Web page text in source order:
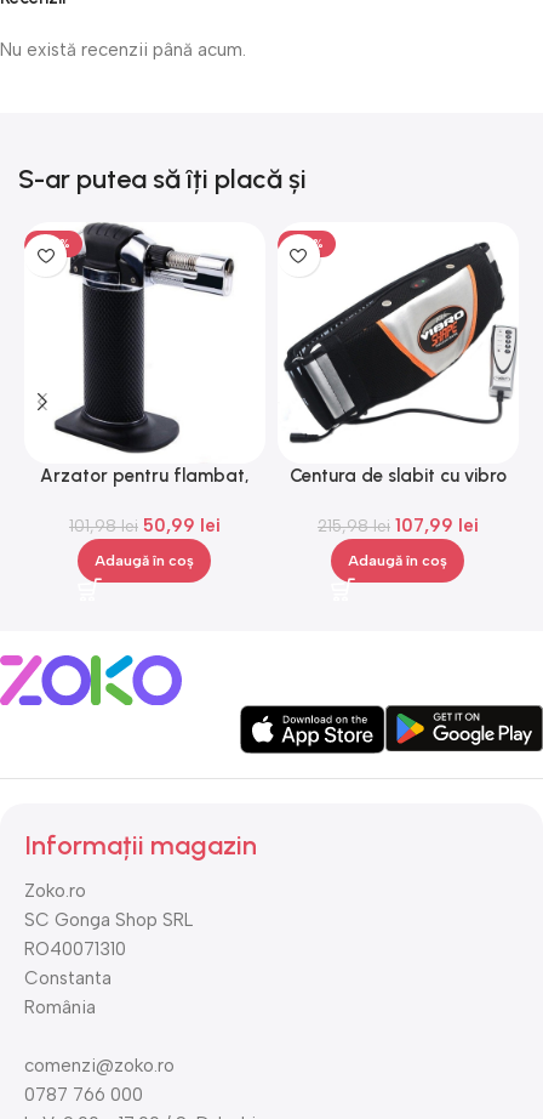
Nu există recenzii până acum.
S-ar putea să îți placă și
-50%
Arzator pentru flambat,
Gonga®
101,98lei 50,99 lei
Adaugă în coș
-50%
Centura de slabit cu vibro
telecomanda, negru
215,98lei 107,99 lei
Adaugă în coș
Informații magazin
Zoko.ro
SC Gonga Shop SRL
RO40071310
Constanta
România
comenzi@zoko.ro
0787 766 000